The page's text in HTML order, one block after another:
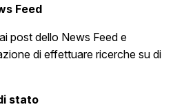
Feed
post dello News Feed e
di effettuare ricerche su di
stato